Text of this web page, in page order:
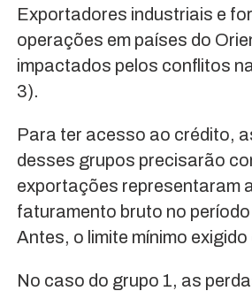
Exportadores industriais e
operações em países do
impactados pelos conflitos
3).
Para ter acesso ao crédito,
desses grupos precisarão
exportações representaram
faturamento bruto no
Antes, o limite mínimo
No caso do grupo 1, as